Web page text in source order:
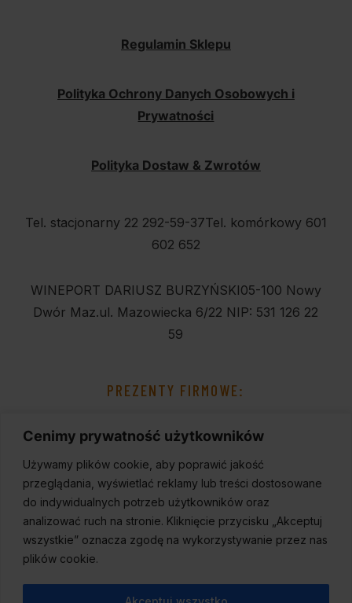
Cenimy prywatność użytkowników
Używamy plików cookie, aby poprawić jakość
przeglądania, wyświetlać reklamy lub treści dostosowane
do indywidualnych potrzeb użytkowników oraz
analizować ruch na stronie. Kliknięcie przycisku „Akceptuj
wszystkie” oznacza zgodę na wykorzystywanie przez nas
plików cookie.
Regulamin Sklepu
Polityka Ochrony Danych Osobowych i
Prywatności
Polityka Dostaw & Zwrotów
Tel. stacjonarny 22 292-59-37Tel. komórkowy 601
602 652
WINEPORT DARIUSZ BURZYŃSKI05-100 Nowy
Dwór Maz.ul. Mazowiecka 6/22 NIP: 531 126 22
59
PREZENTY FIRMOWE: